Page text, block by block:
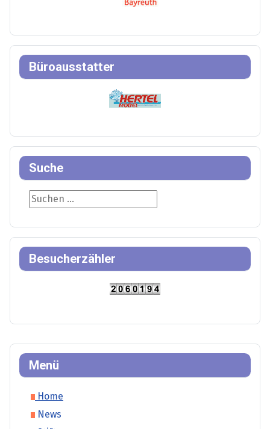
Menü
Home
News
Büroausstatter
Suche
Suche
Besucherzähler